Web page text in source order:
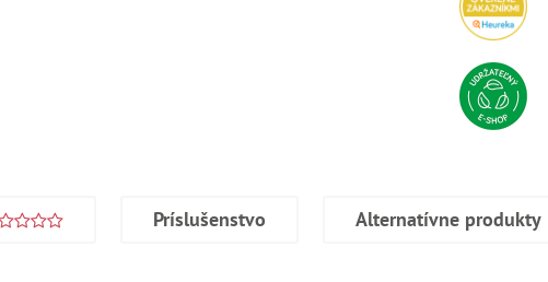
Príslušenstvo Alternatívne produkty